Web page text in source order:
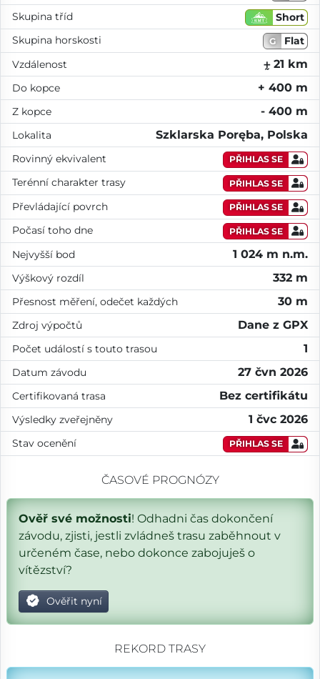
Skupina tříd
Short
Skupina horskosti
G
Flat
Vzdálenost
⨦ 21 km
Do kopce + 400 m
Z kopce - 400 m
Lokalita Szklarska Poręba, Polska
Rovinný ekvivalent PŘIHLAS SE
Terénní charakter trasy PŘIHLAS SE
Převládající povrch PŘIHLAS SE
Počasí toho dne PŘIHLAS SE
Nejvyšší bod 1 024 m n.m.
Výškový rozdíl 332 m
Přesnost měření, odečet každých 30 m
Zdroj výpočtů Dane z GPX
Počet událostí s touto trasou 1
Datum závodu 27 čvn 2026
Certifikovaná trasa Bez certifikátu
Výsledky zveřejněny 1 čvc 2026
Stav ocenění PŘIHLAS SE
ČASOVÉ PROGNÓZY
Ověř své možnosti! Odhadni čas dokončení
závodu, zjisti, jestli zvládneš trasu zaběhnout v
určeném čase, nebo dokonce zabojuješ o
vítězství?
Ověřit nyní
REKORD TRASY